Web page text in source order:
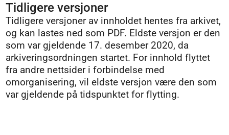
Tidligere versjoner
Tidligere versjoner av innholdet hentes fra arkivet,
og kan lastes ned som PDF. Eldste versjon er den
som var gjeldende 17. desember 2020, da
arkiveringsordningen startet. For innhold flyttet
fra andre nettsider i forbindelse med
omorganisering, vil eldste versjon være den som
var gjeldende på tidspunktet for flytting.